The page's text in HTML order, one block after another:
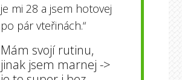
je mi 28 a jsem hotovej
po pár vteřinách.“
Mám svojí rutinu,
jinak jsem marnej ->